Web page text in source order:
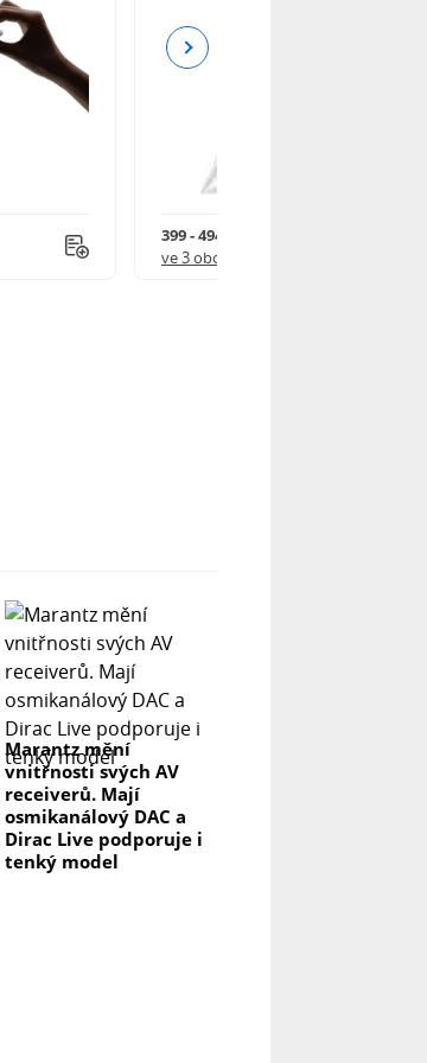
399 - 494 Kč
ve 3 obchodech
Next
Marantz mění
vnitřnosti svých AV
receiverů. Mají
osmikanálový DAC a
Dirac Live podporuje i
tenký model